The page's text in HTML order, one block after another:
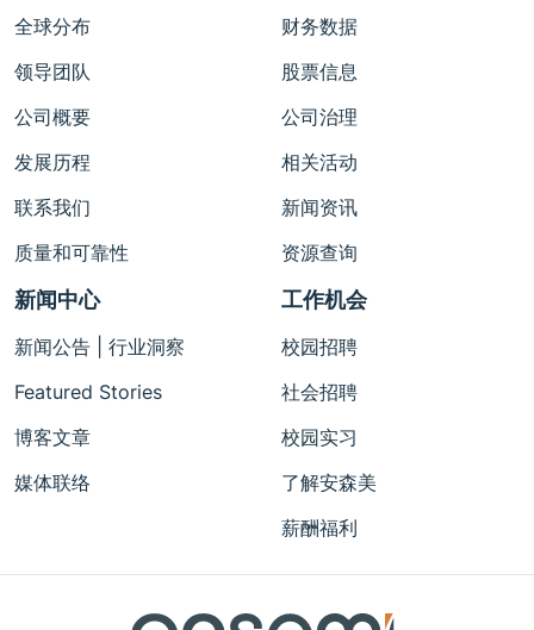
全球分布
领导团队
公司概要
发展历程
联系我们
质量和可靠性
财务数据
股票信息
公司治理
相关活动
新闻资讯
资源查询
新闻中心
新闻公告 | 行业洞察
Featured Stories
博客文章
媒体联络
工作机会
校园招聘
社会招聘
校园实习
了解安森美
薪酬福利